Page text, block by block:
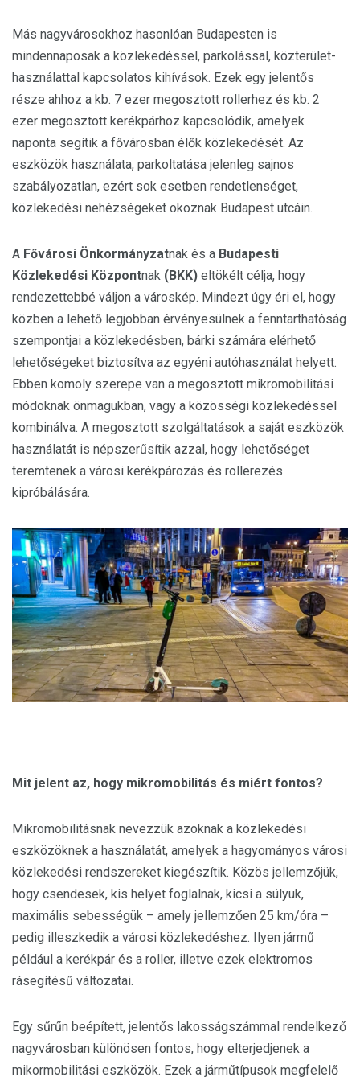
Más nagyvárosokhoz hasonlóan Budapesten is
mindennaposak a közlekedéssel, parkolással, közterület-
használattal kapcsolatos kihívások. Ezek egy jelentős
része ahhoz a kb. 7 ezer megosztott rollerhez és kb. 2
ezer megosztott kerékpárhoz kapcsolódik, amelyek
naponta segítik a fővárosban élők közlekedését. Az
eszközök használata, parkoltatása jelenleg sajnos
szabályozatlan, ezért sok esetben rendetlenséget,
közlekedési nehézségeket okoznak Budapest utcáin.
A Fővárosi Önkormányzatnak és a Budapesti
Közlekedési Központnak (BKK) eltökélt célja, hogy
rendezettebbé váljon a városkép. Mindezt úgy éri el, hogy
közben a lehető legjobban érvényesülnek a fenntarthatóság
szempontjai a közlekedésben, bárki számára elérhető
lehetőségeket biztosítva az egyéni autóhasználat helyett.
Ebben komoly szerepe van a megosztott mikromobilitási
módoknak önmagukban, vagy a közösségi közlekedéssel
kombinálva. A megosztott szolgáltatások a saját eszközök
használatát is népszerűsítik azzal, hogy lehetőséget
teremtenek a városi kerékpározás és rollerezés
kipróbálására.
Mit jelent az, hogy mikromobilitás és miért fontos?
Mikromobilitásnak nevezzük azoknak a közlekedési
eszközöknek a használatát, amelyek a hagyományos városi
közlekedési rendszereket kiegészítik. Közös jellemzőjük,
hogy csendesek, kis helyet foglalnak, kicsi a súlyuk,
maximális sebességük – amely jellemzően 25 km/óra –
pedig illeszkedik a városi közlekedéshez. Ilyen jármű
például a kerékpár és a roller, illetve ezek elektromos
rásegítésű változatai.
Egy sűrűn beépített, jelentős lakosságszámmal rendelkező
nagyvárosban különösen fontos, hogy elterjedjenek a
mikormobilitási eszközök. Ezek a járműtípusok megfelelő